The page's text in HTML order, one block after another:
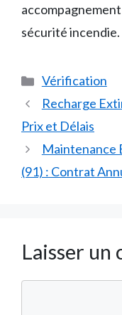
sécurité incendie.
Catégories
Vérification
Recharge
Prix et Délais
Maintenance
(91) : Contrat
Laisser un